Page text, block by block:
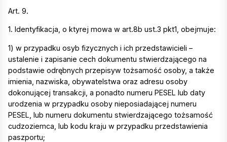
Art. 9.
1. Identyfikacja, o ktуrej mowa w art.8b ust.3 pkt1, obejmuje:
1) w przypadku osуb fizycznych i ich przedstawicieli –
ustalenie i zapisanie cech dokumentu stwierdzającego na
podstawie odrębnych przepisуw tożsamość osoby, a także
imienia, nazwiska, obywatelstwa oraz adresu osoby
dokonującej transakcji, a ponadto numeru PESEL lub daty
urodzenia w przypadku osoby nieposiadającej numeru
PESEL, lub numeru dokumentu stwierdzającego tożsamość
cudzoziemca, lub kodu kraju w przypadku przedstawienia
paszportu;